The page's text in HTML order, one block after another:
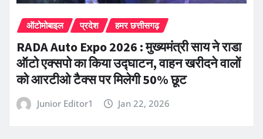
ऑटोमोबाइल प्रदेश हमर छत्तीसगढ़
RADA Auto Expo 2026 : मुख्यमंत्री साय ने राडा
ऑटो एक्सपो का किया उद्घाटन, वाहन खरीदने वालों
को आरटीओ टैक्स पर मिलेगी 50% छूट
Junior Editor1 Jan 22, 2026